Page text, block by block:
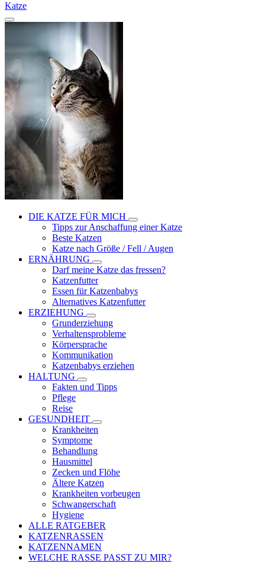
Katze
DIE KATZE FÜR MICH
Tipps zur Anschaffung einer Katze
Beste Katzen
Katze nach Größe / Fell / Augen
ERNÄHRUNG
Darf meine Katze das fressen?
Katzenfutter
Essen für Katzenbabys
Alternatives Katzenfutter
ERZIEHUNG
Grunderziehung
Verhaltensprobleme
Körpersprache
Kommunikation
Katzenbabys erziehen
HALTUNG
Fakten und Tipps
Pflege
Reise
GESUNDHEIT
Krankheiten
Symptome
Behandlung
Hausmittel
Zecken und Flöhe
Ältere Katzen
Krankheiten vorbeugen
Schwangerschaft
Hygiene
ALLE RATGEBER
KATZENRASSEN
KATZENNAMEN
WELCHE RASSE PASST ZU MIR?